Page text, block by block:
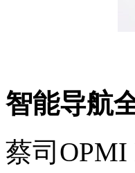
智能导航
蔡司OPMI